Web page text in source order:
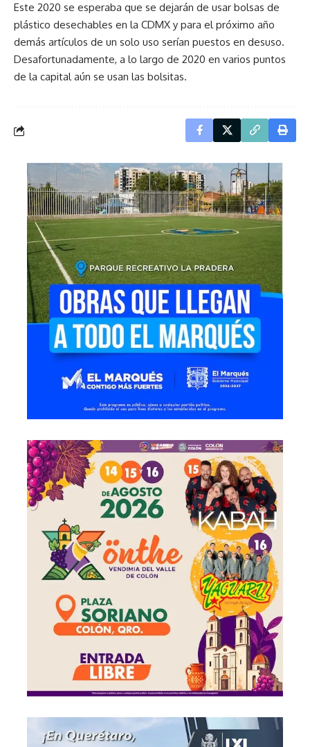
Este 2020 se esperaba que se dejarán de usar bolsas de
plástico desechables en la CDMX y para el próximo año
demás artículos de un solo uso serían puestos en desuso.
Desafortunadamente, a lo largo de 2020 en varios puntos
de la capital aún se usan las bolsitas.